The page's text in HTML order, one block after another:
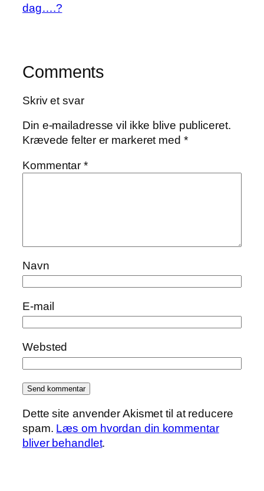
dag….?
Comments
Skriv et svar
Din e-mailadresse vil ikke blive publiceret.
Krævede felter er markeret med *
Kommentar*
Navn
E-mail
Websted
Dette site anvender Akismet til at reducere
spam. Læs om hvordan din kommentar
bliver behandlet.